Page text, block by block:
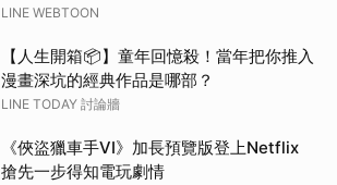
LINE WEBTOON
【人生開箱📦】童年回憶殺！當年把你推入
漫畫深坑的經典作品是哪部？
LINE TODAY 討論牆
《俠盜獵車手VI》加長預覽版登上Netflix
搶先一步得知電玩劇情